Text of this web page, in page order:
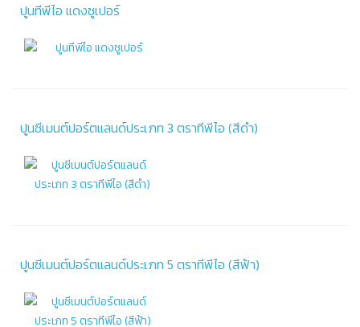
ปูนทีพีไอ แดงซูเปอร์
ปูนซีเมนต์ปอร์ตแลนด์ประเภท 3 ตราทีพีไอ (สีดำ)
ปูนซีเมนต์ปอร์ตแลนด์ประเภท 5 ตราทีพีไอ (สีฟ้า)